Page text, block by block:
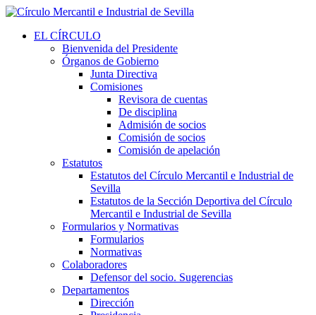
EL CÍRCULO
Bienvenida del Presidente
Órganos de Gobierno
Junta Directiva
Comisiones
Revisora de cuentas
De disciplina
Admisión de socios
Comisión de socios
Comisión de apelación
Estatutos
Estatutos del Círculo Mercantil e Industrial de
Sevilla
Estatutos de la Sección Deportiva del Círculo
Mercantil e Industrial de Sevilla
Formularios y Normativas
Formularios
Normativas
Colaboradores
Defensor del socio. Sugerencias
Departamentos
Dirección